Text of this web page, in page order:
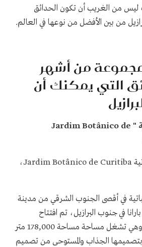
من الغريب أن تكون الحدائق
من بين الأفضل من نوعها في العالم.
من أشهر
التي يمكنك أن
Jardim Botânico de
في أقصى الجنوب الشرقي من مدينة
في جنوب البرازيل، تم افتتاح
الحديقة في عام 1991، وهي تشغل مساحة مساحة 178,000 متر
الجذاب والمستوحى من تصميم